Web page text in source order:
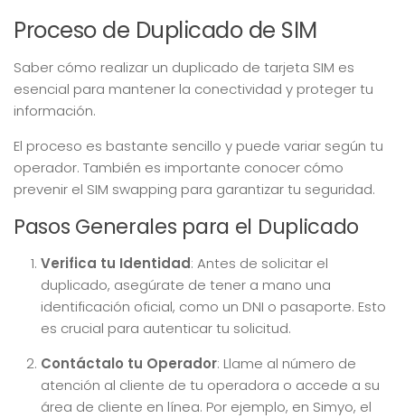
Proceso de Duplicado de SIM
Saber cómo realizar un duplicado de tarjeta SIM es
esencial para mantener la conectividad y proteger tu
información.
El proceso es bastante sencillo y puede variar según tu
operador. También es importante conocer cómo
prevenir el SIM swapping para garantizar tu seguridad.
Pasos Generales para el Duplicado
Verifica tu Identidad: Antes de solicitar el
duplicado, asegúrate de tener a mano una
identificación oficial, como un DNI o pasaporte. Esto
es crucial para autenticar tu solicitud.
Contáctalo tu Operador: Llame al número de
atención al cliente de tu operadora o accede a su
área de cliente en línea. Por ejemplo, en Simyo, el